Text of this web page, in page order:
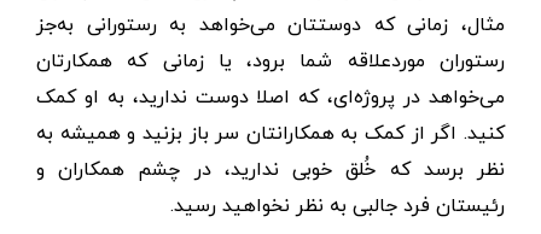
مثال، زمانی که دوستتان می‌خواهد به رستورانی به‌جز
رستوران مورد‌علاقه شما برود، یا زمانی که همکارتان
می‌خواهد در پروژه‌ای، که اصلا دوست ندارید، به او کمک
کنید. اگر از کمک به همکارانتان سر باز بزنید و همیشه به
نظر برسد که خُلق خوبی ندارید، در چشم همکاران و
رئیستان فرد جالبی به نظر نخواهید رسید.